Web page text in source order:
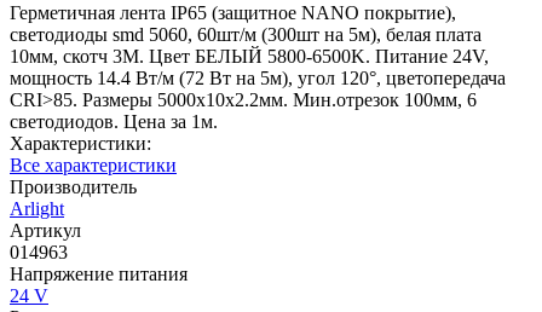
Герметичная лента IP65 (защитное NANO покрытие),
светодиоды smd 5060, 60шт/м (300шт на 5м), белая плата
10мм, скотч 3М. Цвет БЕЛЫЙ 5800-6500K. Питание 24V,
мощность 14.4 Вт/м (72 Вт на 5м), угол 120°, цветопередача
CRI>85. Размеры 5000х10x2.2мм. Мин.отрезок 100мм, 6
светодиодов. Цена за 1м.
Характеристики:
Все характеристики
Производитель
Arlight
Артикул
014963
Напряжение питания
24 V